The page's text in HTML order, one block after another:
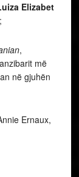
Elizabet
,
më
në gjuhën
Ernaux,